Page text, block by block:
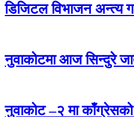
डिजिटल विभाजन अन्त्य
नुवाकोटमा आज सिन्दुरे
नुवाकोट –२ मा